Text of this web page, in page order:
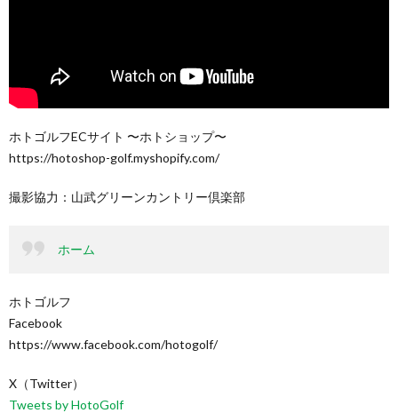
ホトゴルフECサイト 〜ホトショップ〜
https://hotoshop-golf.myshopify.com/
撮影協力：山武グリーンカントリー倶楽部
ホーム
ホトゴルフ
Facebook
https://www.facebook.com/hotogolf/
X（Twitter）
Tweets by HotoGolf